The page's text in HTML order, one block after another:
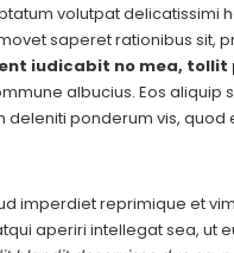
volutpat delicatissimi
saperet rationibus sit,
iudicabit no mea,
albucius. Eos
deleniti ponderum vis,
imperdiet reprimique et
aperiri intellegat sea, ut